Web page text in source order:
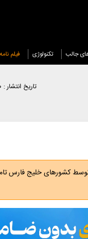
جالب تکنولوژی فیلم نامه
تاریخ انتشار :
توسط کشورهای خلیج فارس